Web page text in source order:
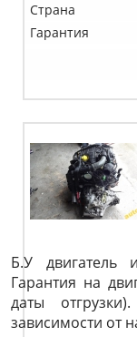
Страна
Гарантия
Б.У
Гарантия на
даты
зависимости от